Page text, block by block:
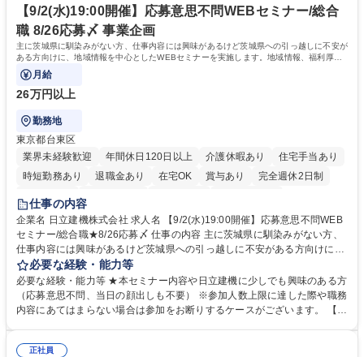
理】基準構築（商品表示・工場監査）/PB商品開発支援
【9/2(水)19:00開催】応募意思不問WEBセミナー/総合
職 8/26応募〆 事業企画
主に茨城県に馴染みがない方、仕事内容には興味があるけど茨城県への引っ越しに不安が
ある方向けに、地域情報を中心としたWEBセミナーを実施します。地域情報、福利厚生
情報等をお伝えします。
月給
26万円以上
勤務地
東京都台東区
業界未経験歓迎
年間休日120日以上 介護休暇あり
住宅手当あり
時短勤務あり
退職金あり 在宅OK 賞与あり
完全週休2日制
交通費支給
仕事の内容
企業名 日立建機株式会社 求人名 【9/2(水)19:00開催】応募意思不問WEB
セミナー/総合職★8/26応募〆 仕事の内容 主に茨城県に馴染みがない方、
仕事内容には興味があるけど茨城県への引っ越しに不安がある方向けに、
地域情報を中心としたWEBセミナーを実施します。地域情報、福利厚生情
報等をお伝えします。 【セミナー内容】■地域説明、周辺施設情報を中心
にお伝えし、住宅相場や実際に社員がどの地域に住んでどのような生活を
しているのかについてもお伝えします。日立建機には借上げ部屋制度、住
参加時のお顔出しも不要です。ぜひ、お気軽にエントリーください。 募集
必要な経験・能力等
必要な経験・能力等 ★本セミナー内容や日立建機に少しでも興味のある方
（応募意思不問、当日の顔出しも不要） ※参加人数上限に達した際や職務
内容にあてはまらない場合は参加をお断りするケースがございます。 【主
格：正社員